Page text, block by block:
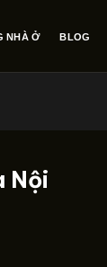
NHÀ Ở BLOG
Nội